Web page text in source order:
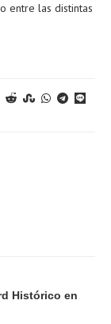
entre las distintas
Histórico en